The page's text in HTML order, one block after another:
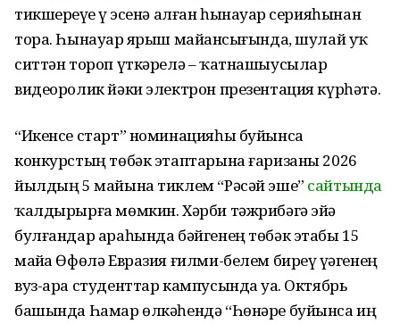
тикшереүҙе үҙ эсенә алған һынауҙар серияһынан
тора. Һынауҙар ярыш майҙансығында, шулай уҡ
ситтән тороп үткәрелә – ҡатнашыусылар
видеоролик йәки электрон презентация күрһәтә.
“Икенсе старт” номинацияһы буйынса
конкурстың төбәк этаптарына ғаризаны 2026
йылдың 5 майына тиклем “Рәсәй эше” сайтында
ҡалдырырға мөмкин. Хәрби тәжрибәгә эйә
булғандар араһында бәйгенең төбәк этабы 15
майҙа Өфөлә Евразия ғилми-белем биреү үҙәгенең
вуз-ара студенттар кампусында уҙа. Октябрь
башында Һамар өлкәһендә “Һөнәре буйынса иң